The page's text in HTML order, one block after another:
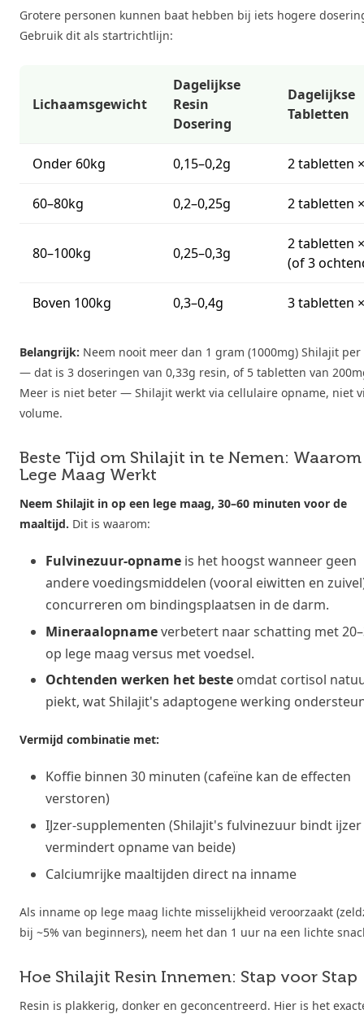
Grotere personen kunnen baat hebben bij iets hogere
Gebruik dit als startrichtlijn:
Lichaamsgewicht
Dagelijkse
Resin
Dosering
Dagelijkse
Tabletten
Onder 60kg 0,15–0,2g 2 tabletten
60–80kg 0,2–0,25g 2 tabletten
80–100kg 0,25–0,3g
2 tabletten
(of 3
Boven 100kg 0,3–0,4g 3 tabletten
Belangrijk: Neem nooit meer dan 1 gram (1000mg) Shilajit
— dat is 3 doseringen van 0,33g resin, of 5 tabletten van
Meer is niet beter — Shilajit werkt via cellulaire opname, niet
volume.
Beste Tijd om Shilajit in te Nemen: Waarom
Lege Maag Werkt
Neem Shilajit in op een lege maag, 30–60 minuten voor de
maaltijd. Dit is waarom:
Fulvinezuur-opname is het hoogst wanneer geen
andere voedingsmiddelen (vooral eiwitten en
concurreren om bindingsplaatsen in de darm.
Mineraalopnameverbetert naar schatting met
op lege maag versus met voedsel.
Ochtenden werken het beste omdat cortisol
piekt, wat Shilajit's adaptogene werking
Vermijd combinatie met:
Koffie binnen 30 minuten (cafeïne kan de effecten
verstoren)
IJzer-supplementen (Shilajit's fulvinezuur bindt
vermindert opname van beide)
Calciumrijke maaltijden direct na inname
Als inname op lege maag lichte misselijkheid veroorzaakt
bij ~5% van beginners), neem het dan 1 uur na een lichte
Hoe Shilajit Resin Innemen: Stap voor Stap
Resin is plakkerig, donker en geconcentreerd. Hier is het